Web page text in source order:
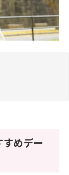
めデー